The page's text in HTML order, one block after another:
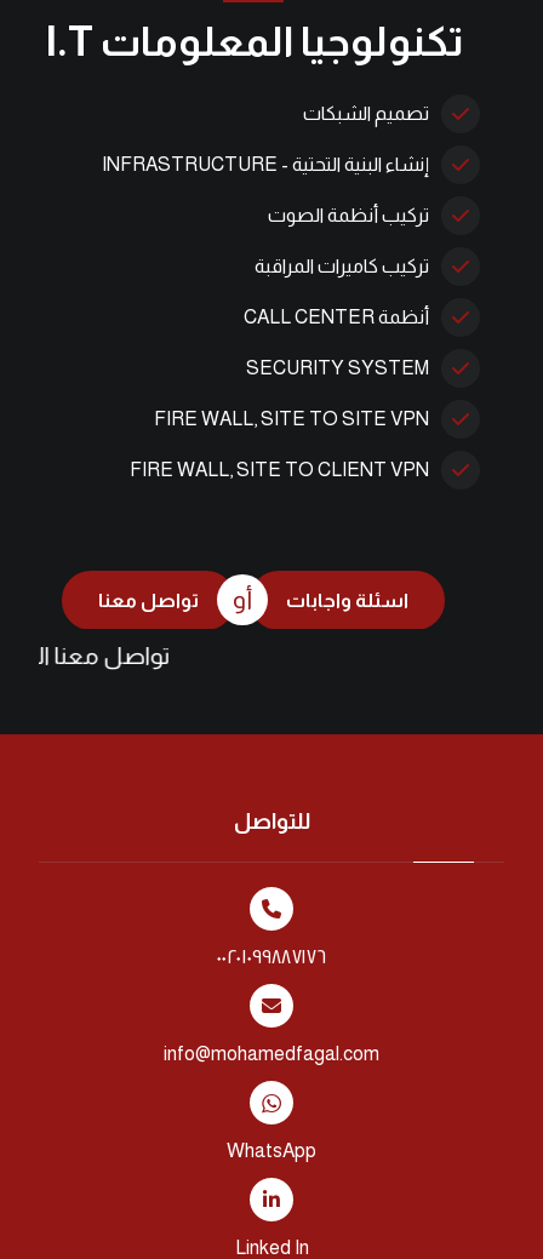
تكنولوجيا المعلومات I.T
تصميم الشبكات
إنشاء البنية التحتية - INFRASTRUCTURE
تركيب أنظمة الصوت
تركيب كاميرات المراقبة
أنظمة CALL CENTER
SECURITY SYSTEM
FIRE WALL, SITE TO SITE VPN
FIRE WALL, SITE TO CLIENT VPN
اسئلة واجابات أو تواصل معنا
تواصل معنا الآن
للتواصل
٠٠٢٠١٠٩٩٨٨٧١٧٦
info@mohamedfagal.com
WhatsApp
Linked In